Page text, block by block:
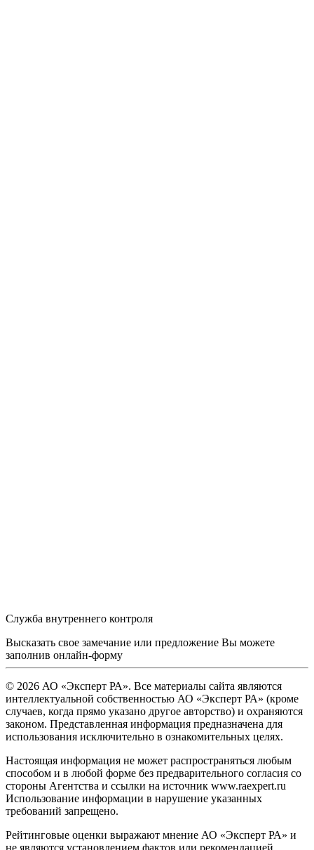
Служба внутреннего контроля
Высказать свое замечание или предложение Вы можете
заполнив онлайн-форму
© 2026 АО «Эксперт РА». Все материалы сайта являются
интеллектуальной собственностью АО «Эксперт РА» (кроме
случаев, когда прямо указано другое авторство) и охраняются
законом. Представленная информация предназначена для
использования исключительно в ознакомительных целях.
Настоящая информация не может распространяться любым
способом и в любой форме без предварительного согласия со
стороны Агентства и ссылки на источник www.raexpert.ru
Использование информации в нарушение указанных
требований запрещено.
Рейтинговые оценки выражают мнение АО «Эксперт РА» и
не являются установлением фактов или рекомендацией